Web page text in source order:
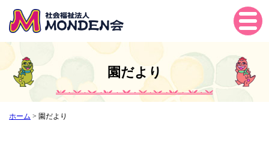
Tog
gle
gati
on
園だより
ホーム > 園だより